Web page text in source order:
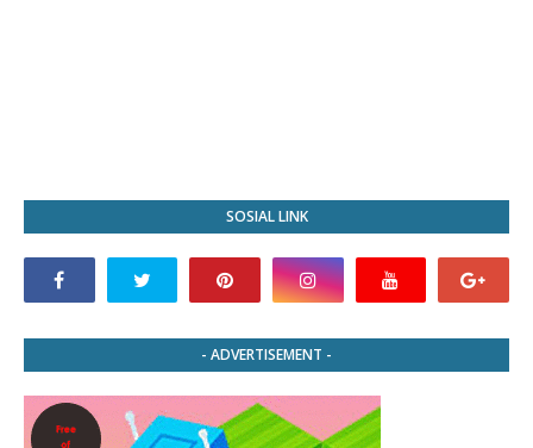
SOSIAL LINK
- ADVERTISEMENT -